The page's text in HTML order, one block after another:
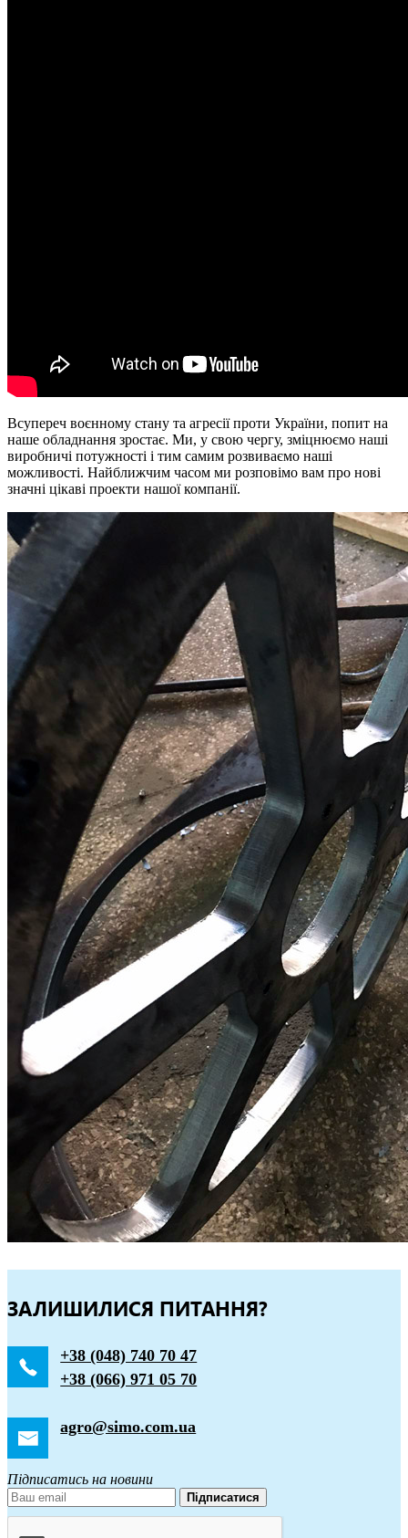
Всупереч воєнному стану та агресії проти України, попит на
наше обладнання зростає. Ми, у свою чергу, зміцнюємо наші
виробничі потужності і тим самим розвиваємо наші
можливості. Найближчим часом ми розповімо вам про нові
значні цікаві проекти нашої компанії.
ЗАЛИШИЛИСЯ ПИТАННЯ?
+38 (048) 740 70 47
+38 (066) 971 05 70
agro@simo.com.ua
Підписатись на новини
Підписатися